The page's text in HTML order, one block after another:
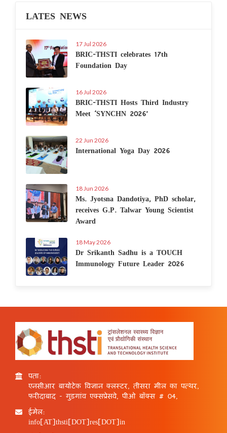
LATES NEWS
17 Jul 2026
BRIC-THSTI celebrates 17th
Foundation Day
16 Jul 2026
BRIC-THSTI Hosts Third Industry
Meet ‘SYNCHN 2026’
22 Jun 2026
International Yoga Day 2026
18 Jun 2026
Ms. Jyotsna Dandotiya, PhD scholar,
receives G.P. Talwar Young Scientist
Award
18 May 2026
Dr Srikanth Sadhu is a TOUCH
Immunology Future Leader 2026
पता:
एनसीआर बायोटेक विज्ञान क्लस्टर, तीसरा मील का पत्थर,
फरीदाबाद - गुड़गांव एक्सप्रेसवे, पीओ बॉक्स # 04,
ईमेल:
info[AT]thsti[DOT]res[DOT]in